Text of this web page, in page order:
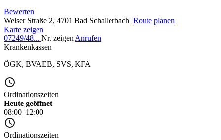
Bewerten
Welser Straße 2, 4701 Bad Schallerbach Route planen
Karte zeigen
07249/48... Nr. zeigen Anrufen
Krankenkassen
ÖGK, BVAEB, SVS, KFA
Ordinationszeiten
Heute geöffnet
08:00–12:00
Ordinationszeiten